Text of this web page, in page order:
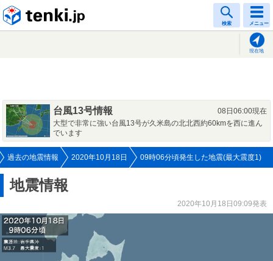
検索 メニュー
現在地
台風13号情報
08日06:00現在
大型で非常に強い台風13号が久米島の北北西約60kmを西に進ん
でいます
過去の地震情報 2020年10月18日 09時06分頃発生した地震(最大震度1)
地震情報
2020年10月18日09:09発表